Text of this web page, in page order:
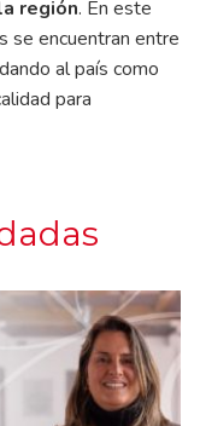
región. En este
se encuentran entre
al país como
para